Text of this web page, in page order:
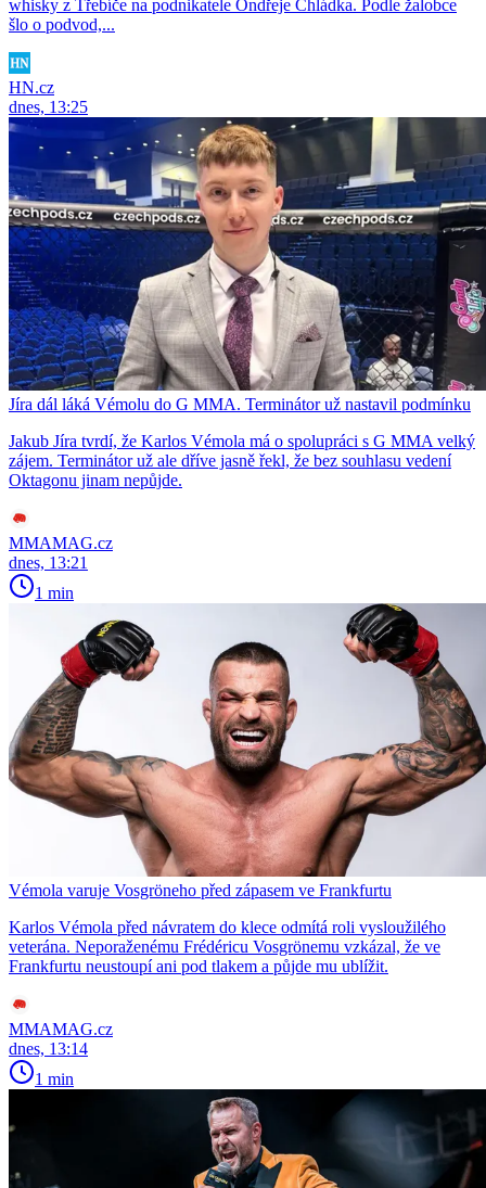
whisky z Třebíče na podnikatele Ondřeje Chládka. Podle žalobce
šlo o podvod,...
HN.cz
dnes, 13:25
Jíra dál láká Vémolu do G MMA. Terminátor už nastavil podmínku
Jakub Jíra tvrdí, že Karlos Vémola má o spolupráci s G MMA velký
zájem. Terminátor už ale dříve jasně řekl, že bez souhlasu vedení
Oktagonu jinam nepůjde.
MMAMAG.cz
dnes, 13:21
1 min
Vémola varuje Vosgröneho před zápasem ve Frankfurtu
Karlos Vémola před návratem do klece odmítá roli vysloužilého
veterána. Neporaženému Frédéricu Vosgrönemu vzkázal, že ve
Frankfurtu neustoupí ani pod tlakem a půjde mu ublížit.
MMAMAG.cz
dnes, 13:14
1 min